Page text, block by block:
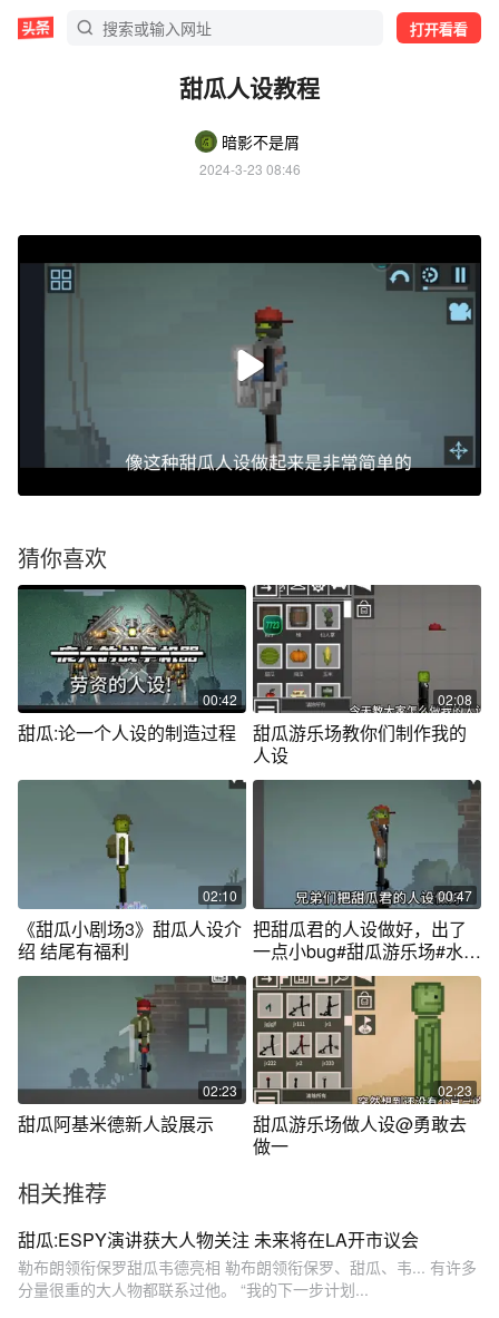
打开看看
甜瓜人设教程
暗影不是屑
2024-3-23 08:46
猜你喜欢
00:42
甜瓜:论一个人设的制造过程
02:08
甜瓜游乐场教你们制作我的
人设
02:10
《甜瓜小剧场3》甜瓜人设介
绍 结尾有福利
00:47
把甜瓜君的人设做好，出了
一点小bug#甜瓜游乐场#水视
频
02:23
甜瓜阿基米德新人設展示
02:23
甜瓜游乐场做人设@勇敢去
做一
相关推荐
甜瓜:ESPY演讲获大人物关注 未来将在LA开市议会
勒布朗领衔保罗甜瓜韦德亮相 勒布朗领衔保罗、甜瓜、韦... 有许多
分量很重的大人物都联系过他。 “我的下一步计划...